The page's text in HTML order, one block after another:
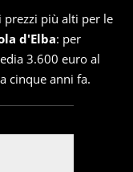
prezzi più alti per le
d'Elba: per
3.600 euro al
cinque anni fa.